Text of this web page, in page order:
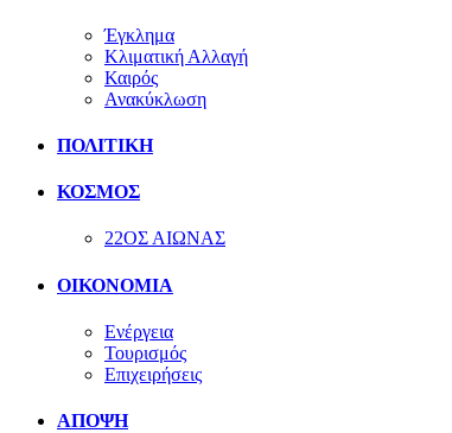
Έγκλημα
Κλιματική Αλλαγή
Καιρός
Ανακύκλωση
ΠΟΛΙΤΙΚΗ
ΚΟΣΜΟΣ
22ΟΣ ΑΙΩΝΑΣ
ΟΙΚΟΝΟΜΙΑ
Ενέργεια
Τουρισμός
Επιχειρήσεις
ΑΠΟΨΗ